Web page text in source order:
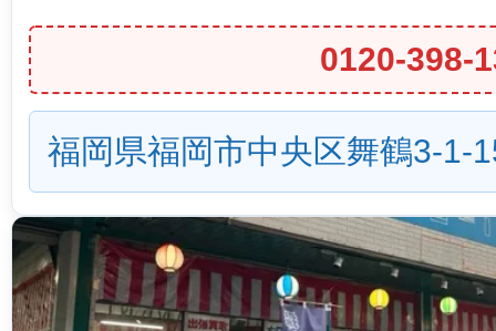
0120-398-
福岡県福岡市中央区舞鶴3-1-